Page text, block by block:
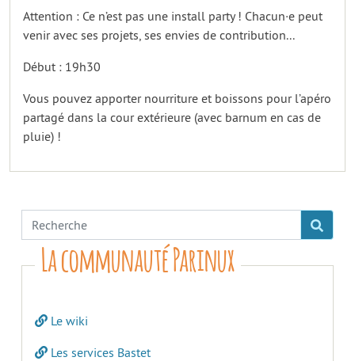
Attention : Ce n’est pas une install party ! Chacun·e peut
venir avec ses projets, ses envies de contribution...
Début : 19h30
Vous pouvez apporter nourriture et boissons pour l’apéro
partagé dans la cour extérieure (avec barnum en cas de
pluie) !
La communauté Parinux
Le wiki
Les services Bastet